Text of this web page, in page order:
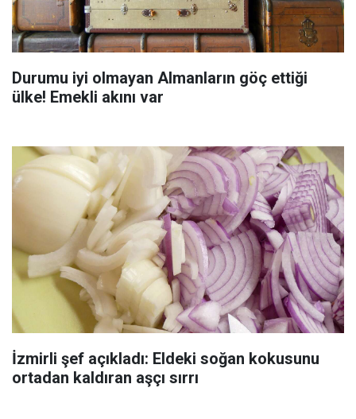
Durumu iyi olmayan Almanların göç ettiği
ülke! Emekli akını var
İzmirli şef açıkladı: Eldeki soğan kokusunu
ortadan kaldıran aşçı sırrı